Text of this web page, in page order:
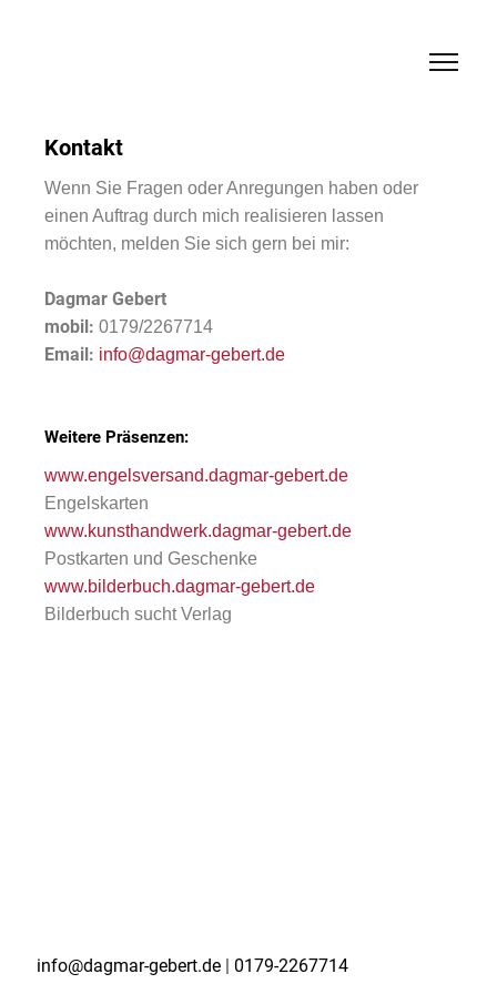
Kontakt
Wenn Sie Fragen oder Anregungen haben oder
einen Auftrag durch mich realisieren lassen
möchten, melden Sie sich gern bei mir:
Dagmar Gebert
mobil: 0179/2267714
Email: info@dagmar-gebert.de
Weitere Präsenzen:
www.engelsversand.dagmar-gebert.de
Engelskarten
www.kunsthandwerk.dagmar-gebert.de
Postkarten und Geschenke
www.bilderbuch.dagmar-gebert.de
Bilderbuch sucht Verlag
info@dagmar-gebert.de | 0179-2267714